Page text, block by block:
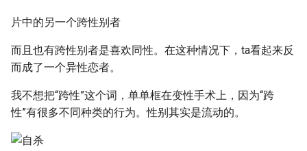
片中的另一个跨性别者
而且也有跨性别者是喜欢同性。在这种情况下，ta看起来反
而成了一个异性恋者。
我不想把“跨性”这个词，单单框在变性手术上，因为“跨
性”有很多不同种类的行为。性别其实是流动的。